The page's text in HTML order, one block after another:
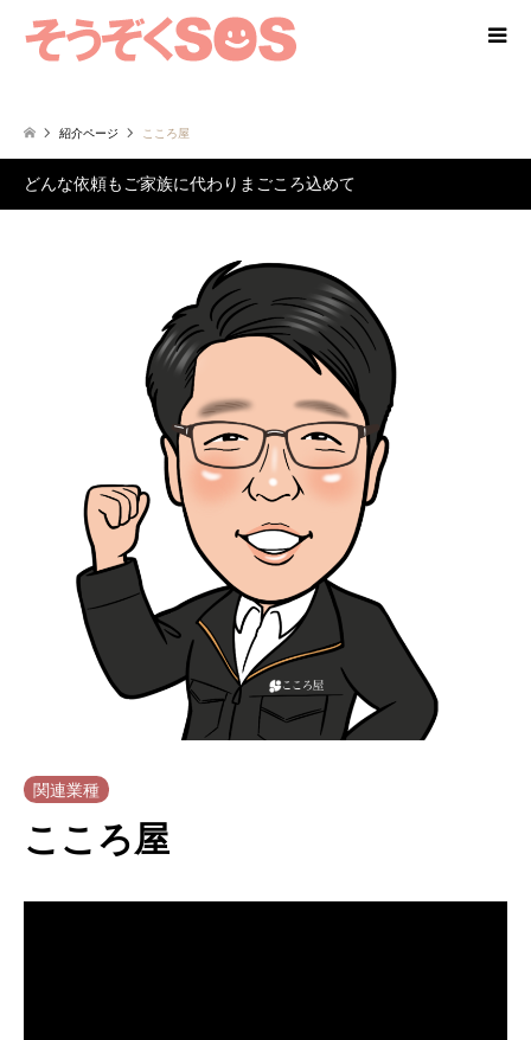
紹介ページ こころ屋
どんな依頼もご家族に代わりまごころ込めて
関連業種
こころ屋